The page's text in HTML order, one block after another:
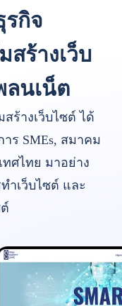
รกิจ
สร้างเว็บ
ลนเน็ต
สร้างเว็บไซต์ ได้
ร SMEs, สมาคม
ศไทย มาอย่าง
ำเว็บไซต์ และ